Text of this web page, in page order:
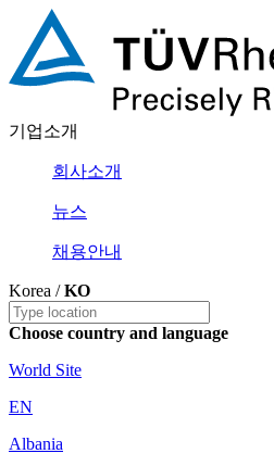
기업소개
회사소개
뉴스
채용안내
Korea /KO
Choose country and language
World Site
EN
Albania